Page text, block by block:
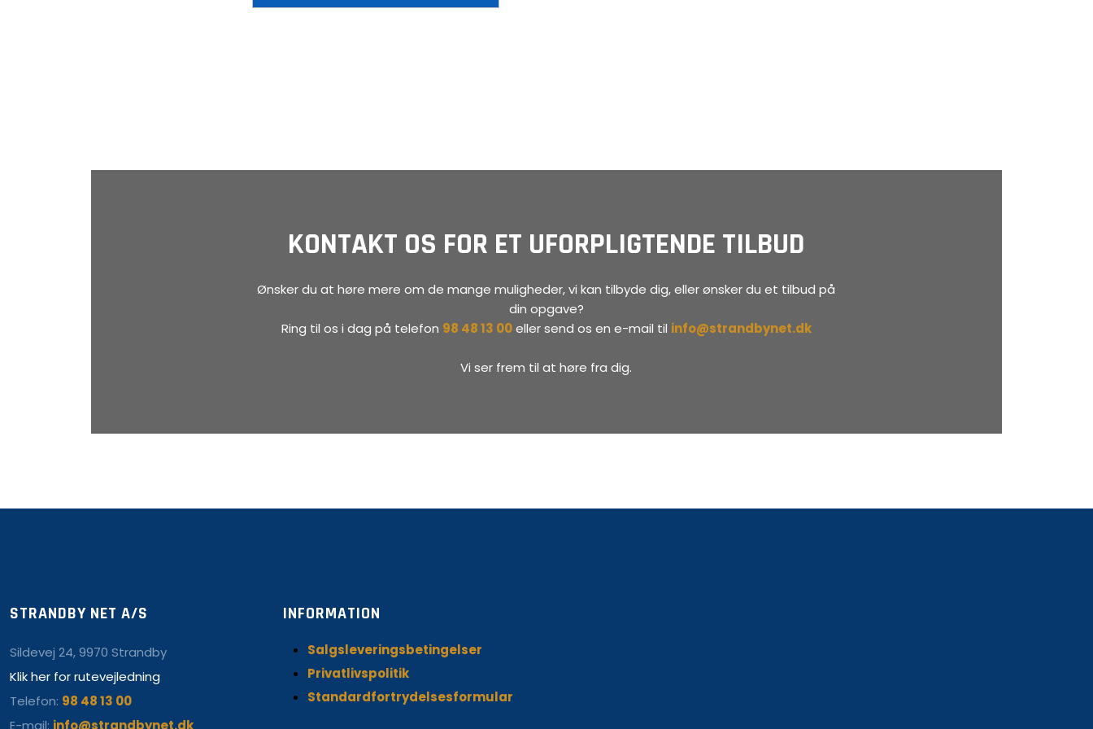
KONTAKT OS FOR ET UFORPLIGTENDE TILBUD
Ønsker du at høre mere om de mange muligheder, vi kan tilbyde dig, eller ønsker du et tilbud på
din opgave?
Ring til os i dag på telefon 98 48 13 00eller send os en e-mail til info@strandbynet.dk
Vi ser frem til at høre fra dig.
STRANDBY NET A/S
Sildevej 24, 9970 Strandby
Klik her for rutevejledning
Telefon: 98 48 13 00
E-mail: info@strandbynet.dk
INFORMATION
Salgsleveringsbetingelser
Privatlivspolitik
Standardfortrydelsesformular